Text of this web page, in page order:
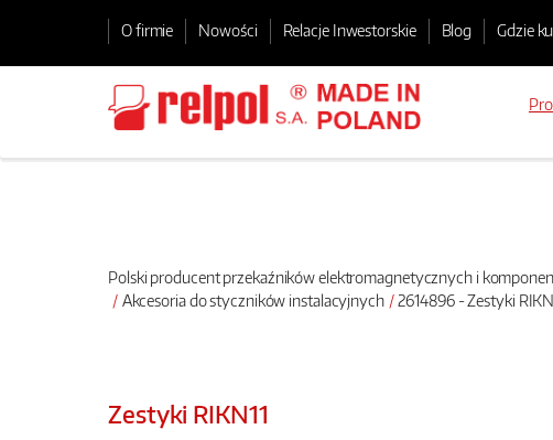
O firmie Nowości Relacje Inwestorskie Blog Gdzie
Polski producent przekaźników elektromagnetycznych i
Akcesoria do styczników instalacyjnych
2614896 - Zestyki
Zestyki RIKN11